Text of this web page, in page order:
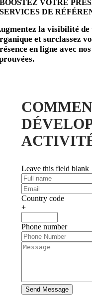
BOOSTEZ VOTRE
SERVICES DE
la visibilité
et surclassez
en ligne avec
Leave this field blank
Country code
+
Phone number
Send Message